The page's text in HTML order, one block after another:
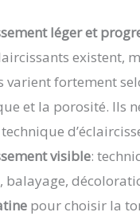
léger et
existent,
varient fortement
et la porosité. Ils
visible:
balayage,
pour choisir la